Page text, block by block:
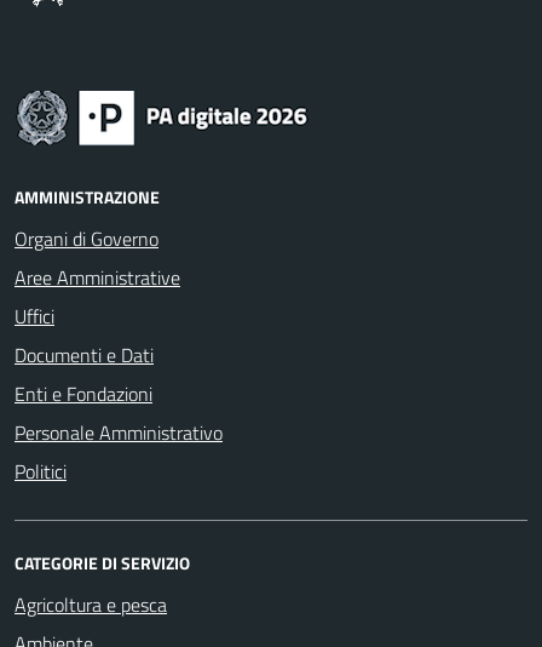
AMMINISTRAZIONE
Organi di Governo
Aree Amministrative
Uffici
Documenti e Dati
Enti e Fondazioni
Personale Amministrativo
Politici
CATEGORIE DI SERVIZIO
Agricoltura e pesca